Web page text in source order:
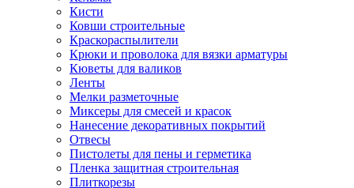
Кисти
Ковши строительные
Краскораспылители
Крюки и проволока для вязки арматуры
Кюветы для валиков
Ленты
Мелки разметочные
Миксеры для смесей и красок
Нанесение декоративных покрытий
Отвесы
Пистолеты для пены и герметика
Пленка защитная строительная
Плиткорезы